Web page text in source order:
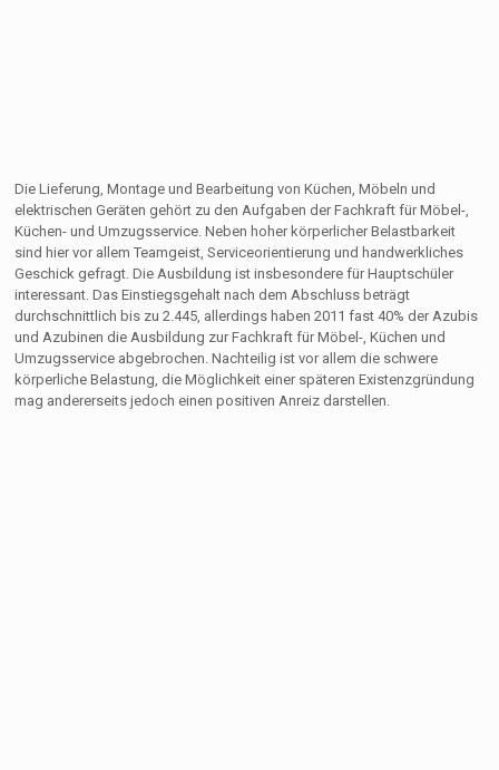
Die Lieferung, Montage und Bearbeitung von Küchen, Möbeln und
elektrischen Geräten gehört zu den Aufgaben der Fachkraft für Möbel-,
Küchen- und Umzugsservice. Neben hoher körperlicher Belastbarkeit
sind hier vor allem Teamgeist, Serviceorientierung und handwerkliches
Geschick gefragt. Die Ausbildung ist insbesondere für Hauptschüler
interessant. Das Einstiegsgehalt nach dem Abschluss beträgt
durchschnittlich bis zu 2.445, allerdings haben 2011 fast 40% der Azubis
und Azubinen die Ausbildung zur Fachkraft für Möbel-, Küchen und
Umzugsservice abgebrochen. Nachteilig ist vor allem die schwere
körperliche Belastung, die Möglichkeit einer späteren Existenzgründung
mag andererseits jedoch einen positiven Anreiz darstellen.